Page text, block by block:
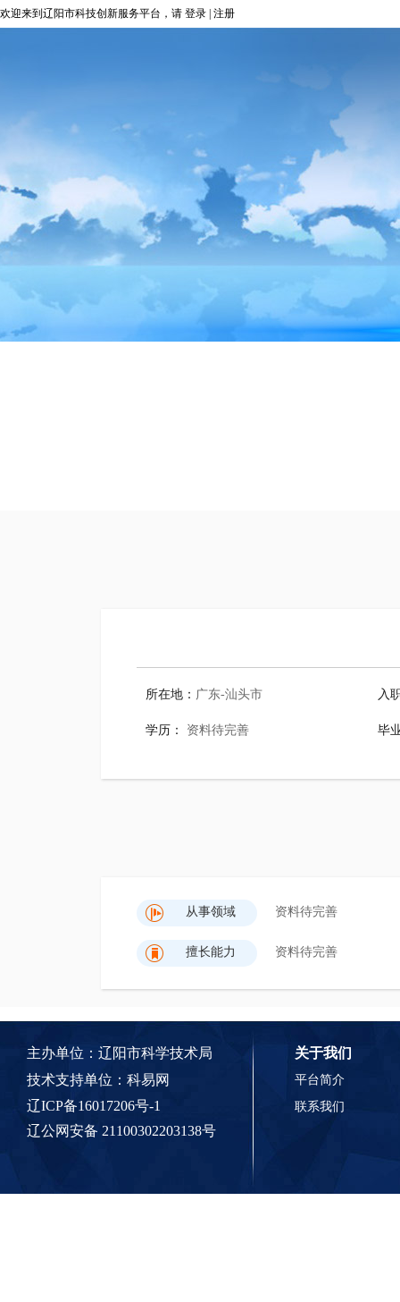
欢迎来到辽阳市科技创新服务平台，请 登录 注册
所在地： 广东-汕头市 入
学历： 资料待完善 毕
从事领域 资料待完善
擅长能力 资料待完善
主办单位：辽阳市科学技术局
技术支持单位： 科易网
辽ICP备16017206号-1
辽公网安备 21100302203138号
关于我们
平台简介
联系我们